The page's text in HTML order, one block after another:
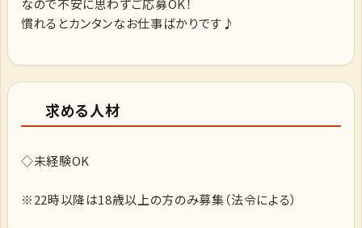
なので不安に思わずご応募OK！
慣れるとカンタンなお仕事ばかりです♪
求める人材
◇未経験OK
※22時以降は18歳以上の方のみ募集（法令による）